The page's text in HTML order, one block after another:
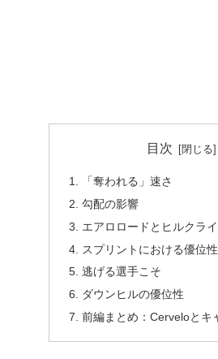
目次
「奪われる」速さ
勾配の影響
エアロロードとヒルクラ
スプリントにおける優位性
逃げる選手こそ
ダウンヒルの優位性
前編まとめ：Cerveloとキ